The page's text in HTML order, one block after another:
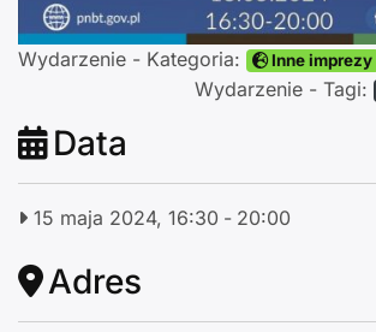
Wydarzenie - Kategoria: Inne imprezy
Wydarzenie - Tagi:
Data
15 maja 2024, 16:30 - 20:00
Adres